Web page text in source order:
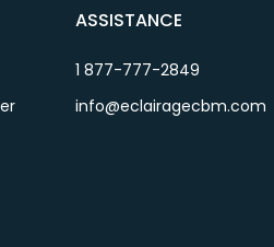
ASSISTANCE
1 877-777-2849
info@eclairagecbm.com